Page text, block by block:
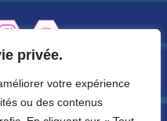
privée.
votre expérience
ou des contenus